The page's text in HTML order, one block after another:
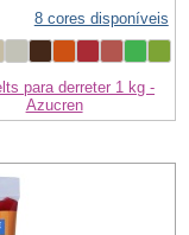
8 cores disponíveis
para derreter 1 kg -
Azucren